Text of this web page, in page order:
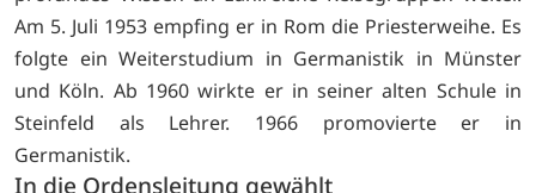
Am 5. Juli 1953 empfing er in Rom die Priesterweihe. Es
folgte ein Weiterstudium in Germanistik in Münster
und Köln. Ab 1960 wirkte er in seiner alten Schule in
Steinfeld als Lehrer. 1966 promovierte er in
Germanistik.
In die Ordensleitung gewählt